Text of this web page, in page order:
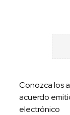
Conozca los
acuerdo
electrónico